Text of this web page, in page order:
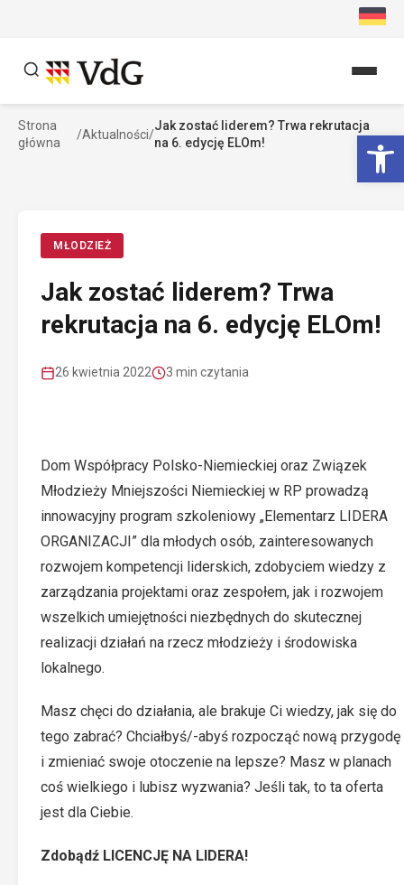
Szukaj
Strona
główna
/Aktualności/
Jak zostać liderem? Trwa rekrutacja
na 6. edycję ELOm!
MŁODZIEŻ
Jak zostać liderem? Trwa
rekrutacja na 6. edycję ELOm!
26 kwietnia 2022 3 min czytania
Dom Współpracy Polsko-Niemieckiej oraz Związek
Młodzieży Mniejszości Niemieckiej w RP prowadzą
innowacyjny program szkoleniowy „Elementarz LIDERA
ORGANIZACJI” dla młodych osób, zainteresowanych
rozwojem kompetencji liderskich, zdobyciem wiedzy z
zarządzania projektami oraz zespołem, jak i rozwojem
wszelkich umiejętności niezbędnych do skutecznej
realizacji działań na rzecz młodzieży i środowiska
lokalnego.
Masz chęci do działania, ale brakuje Ci wiedzy, jak się do
tego zabrać? Chciałbyś/-abyś rozpocząć nową przygodę
i zmieniać swoje otoczenie na lepsze? Masz w planach
coś wielkiego i lubisz wyzwania? Jeśli tak, to ta oferta
jest dla Ciebie.
Zdobądź LICENCJĘ NA LIDERA!